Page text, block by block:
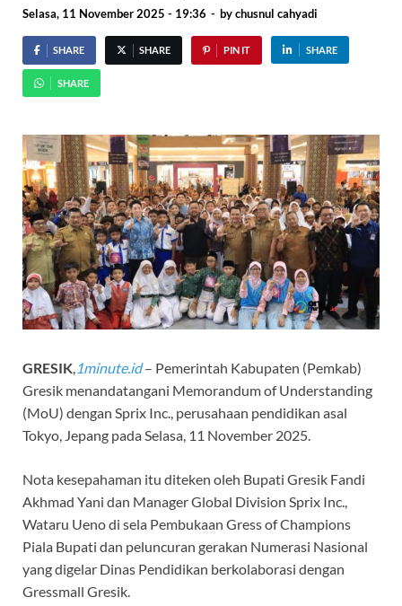
Selasa, 11 November 2025 - 19:36 - bychusnul cahyadi
SHARE SHARE PIN IT SHARE
SHARE
GRESIK 1minute.id– Pemerintah Kabupaten (Pemkab)
Gresik menandatangani Memorandum of Understanding
(MoU) dengan Sprix Inc., perusahaan pendidikan asal
Tokyo, Jepang pada Selasa, 11 November 2025.
Nota kesepahaman itu diteken oleh Bupati Gresik Fandi
Akhmad Yani dan Manager Global Division Sprix Inc.,
Wataru Ueno di sela Pembukaan Gress of Champions
Piala Bupati dan peluncuran gerakan Numerasi Nasional
yang digelar Dinas Pendidikan berkolaborasi dengan
Gressmall Gresik.